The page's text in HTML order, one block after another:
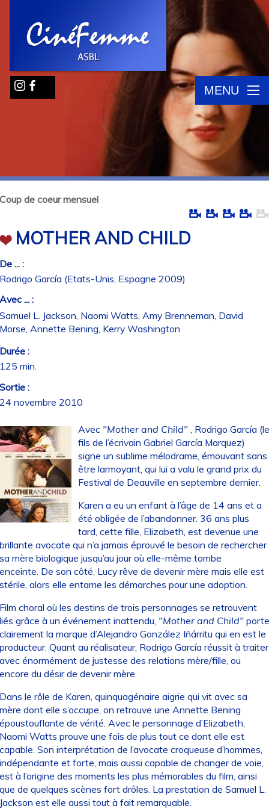
MENU
de coeur mensuel
MOTHER AND CHILD
... :
García (Etats-Unis, Espagne 2009)
... :
L. Jackson, Naomi Watts, Amy Brenneman, David
Annette Bening, Kerry Washington
:
min.
:
novembre 2010
Avec "Mother and Child" , Rodrigo García
fils de l’écrivain Gabriel García Marquez)
signe un sublime mélodrame, émouvant sans
être larmoyant, qui lui a valu le grand prix du
Festival de Deauville en septembre dernier.
Karen a eu un enfant à l’âge de 14 ans et a
été obligée de l’abandonner. 36 ans plus
tard, cette fille, Elizabeth, est devenue une
avocate qui n’a jamais éprouvé le besoin de rechercher
mère biologique jusqu’au jour où elle-même tombe
De son côté, Lucy rêve de devenir mère mais elle est
alors elle entame les démarches pour une adoption.
choral où les destins de trois personnages se retrouvent
grâce à un événement inattendu, "Mother and Child"porte
la marque d’Alejandro González Iñárritu qui en est le
Quant au réalisateur, Rodrigo García réussit à traiter
énormément de justesse des relations mère/fille, ou
du désir de devenir mère.
le rôle de Karen, quinquagénaire aigrie qui vit avec sa
dont elle s’occupe, on retrouve une Annette Bening
de vérité. Avec le personnage d’Elizabeth,
Watts prouve une fois de plus tout ce dont elle est
Son interprétation de l’avocate croqueuse d’hommes,
et forte, mais aussi capable de changer de voie,
à l’origine des moments les plus mémorables du film, ainsi
de quelques scènes fort drôles. La prestation de Samuel L.
est elle aussi tout à fait remarquable.